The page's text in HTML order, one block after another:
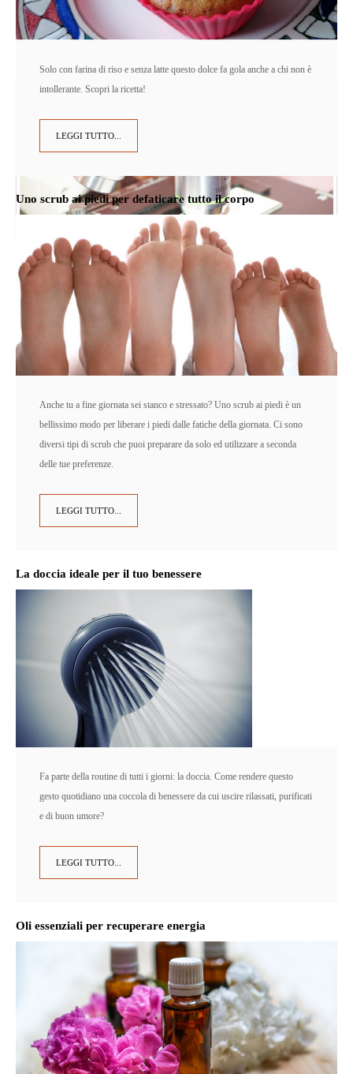
Solo con farina di riso e senza latte questo dolce fa gola anche a chi non è
intollerante. Scopri la ricetta!
LEGGI TUTTO...
Uno scrub ai piedi per defaticare tutto il corpo
Anche tu a fine giornata sei stanco e stressato? Uno scrub ai piedi è un
bellissimo modo per liberare i piedi dalle fatiche della giornata. Ci sono
diversi tipi di scrub che puoi preparare da solo ed utilizzare a seconda
delle tue preferenze.
LEGGI TUTTO...
La doccia ideale per il tuo benessere
Fa parte della routine di tutti i giorni: la doccia. Come rendere questo
gesto quotidiano una coccola di benessere da cui uscire rilassati, purificati
e di buon umore?
LEGGI TUTTO...
Oli essenziali per recuperare energia